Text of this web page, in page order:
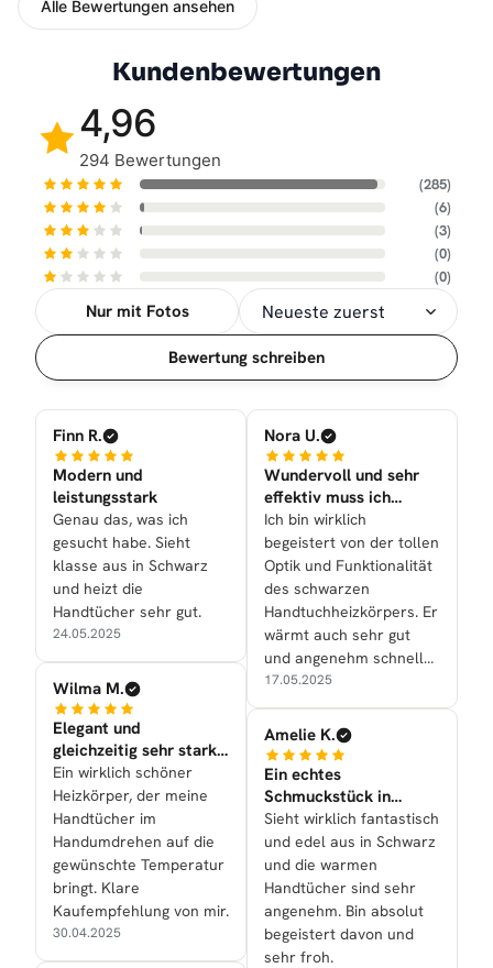
Alle Bewertungen ansehen
Kundenbewertungen
4,96
294 Bewertungen
(285)
(6)
(3)
(0)
(0)
Nur mit Fotos
Sortierung
Bewertung schreiben
Finn R.
Modern und
leistungsstark
Genau das, was ich
gesucht habe. Sieht
klasse aus in Schwarz
und heizt die
Handtücher sehr gut.
24.05.2025
Wilma M.
Elegant und
gleichzeitig sehr stark
in der tollen
Heizleistung
Ein wirklich schöner
Heizkörper, der meine
Handtücher im
Handumdrehen auf die
gewünschte Temperatur
bringt. Klare
Kaufempfehlung von mir.
30.04.2025
Nora U.
Wundervoll und sehr
effektiv muss ich
sagen!
Ich bin wirklich
begeistert von der tollen
Optik und Funktionalität
des schwarzen
Handtuchheizkörpers. Er
wärmt auch sehr gut
und angenehm schnell
die Handtücher.
17.05.2025
Amelie K.
Ein echtes
Schmuckstück in
unserem neuen
schönen Bad
Sieht wirklich fantastisch
und edel aus in Schwarz
und die warmen
Handtücher sind sehr
angenehm. Bin absolut
begeistert davon und
sehr froh.